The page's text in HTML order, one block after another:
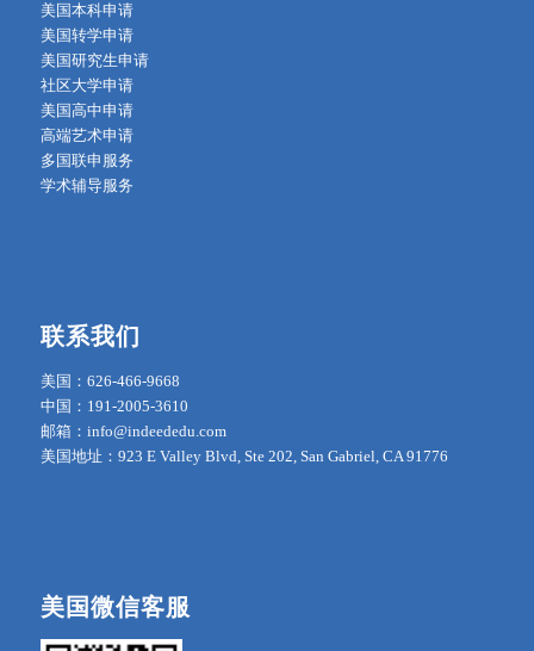
美国本科申请
美国转学申请
美国研究生申请
社区大学申请
美国高中申请
高端艺术申请
多国联申服务
学术辅导服务
联系我们
美国：626-466-9668
中国：191-2005-3610
邮箱：info@indeededu.com
美国地址：923 E Valley Blvd, Ste 202, San Gabriel, CA 91776
美国微信客服